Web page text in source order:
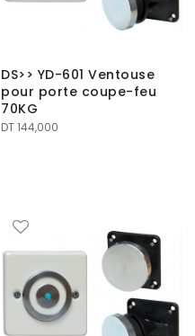
DS>> YD-601 Ventouse
pour porte coupe-feu
70KG
DT144,000